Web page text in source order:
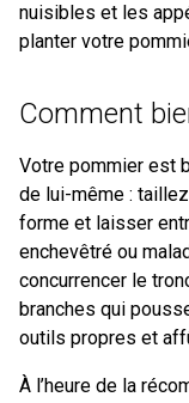
nuisibles et les
planter votre
Comment
Votre pommier est
de lui-même :
forme et laisser
enchevêtré ou
concurrencer le
branches qui
outils propres et
À l’heure de la